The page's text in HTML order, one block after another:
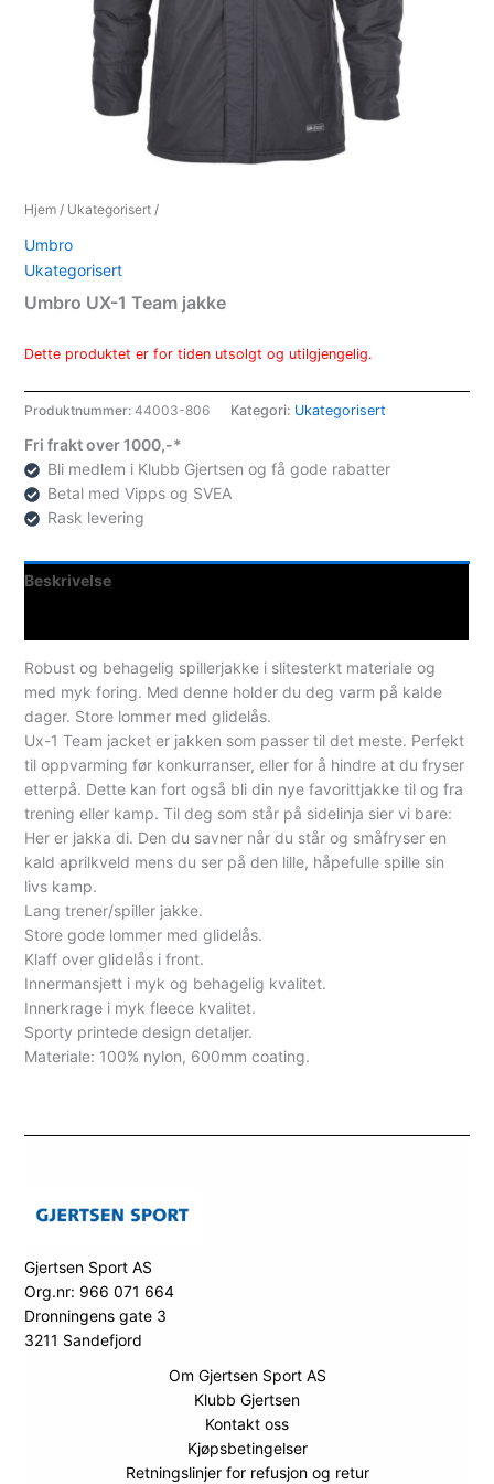
Hjem / Ukategorisert /
Umbro
Ukategorisert
Umbro UX-1 Team jakke
Dette produktet er for tiden utsolgt og utilgjengelig.
Produktnummer:44003-806 Kategori: Ukategorisert
Fri frakt over 1000,-*
Bli medlem i Klubb Gjertsen og få gode rabatter
Betal med Vipps og SVEA
Rask levering
Beskrivelse
Robust og behagelig spillerjakke i slitesterkt materiale og
med myk foring. Med denne holder du deg varm på kalde
dager. Store lommer med glidelås.
Ux-1 Team jacket er jakken som passer til det meste. Perfekt
til oppvarming før konkurranser, eller for å hindre at du fryser
etterpå. Dette kan fort også bli din nye favorittjakke til og fra
trening eller kamp. Til deg som står på sidelinja sier vi bare:
Her er jakka di. Den du savner når du står og småfryser en
kald aprilkveld mens du ser på den lille, håpefulle spille sin
livs kamp.
Lang trener/spiller jakke.
Store gode lommer med glidelås.
Klaff over glidelås i front.
Innermansjett i myk og behagelig kvalitet.
Innerkrage i myk fleece kvalitet.
Sporty printede design detaljer.
Materiale: 100% nylon, 600mm coating.
Gjertsen Sport AS
Org.nr: 966 071 664
Dronningens gate 3
3211 Sandefjord
Om Gjertsen Sport AS
Klubb Gjertsen
Kontakt oss
Kjøpsbetingelser
Retningslinjer for refusjon og retur